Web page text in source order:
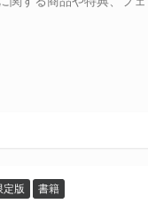
定版 書籍